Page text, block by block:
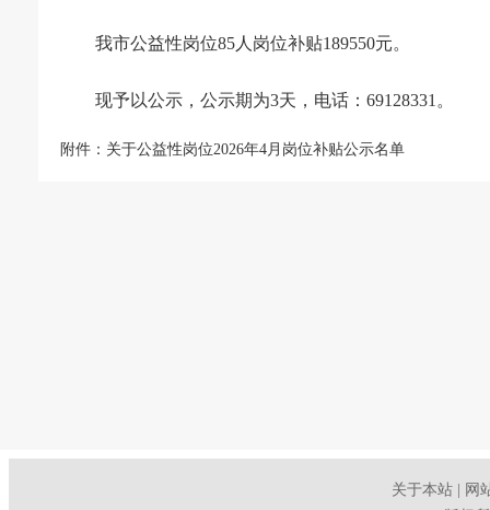
我市公益性岗位85人岗位补贴189550元。
现予以公示，公示期为3天，电话：69128331。
附件： 关于公益性岗位2026年4月岗位补贴公示名单